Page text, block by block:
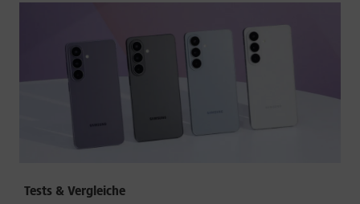
Tests & Vergleiche